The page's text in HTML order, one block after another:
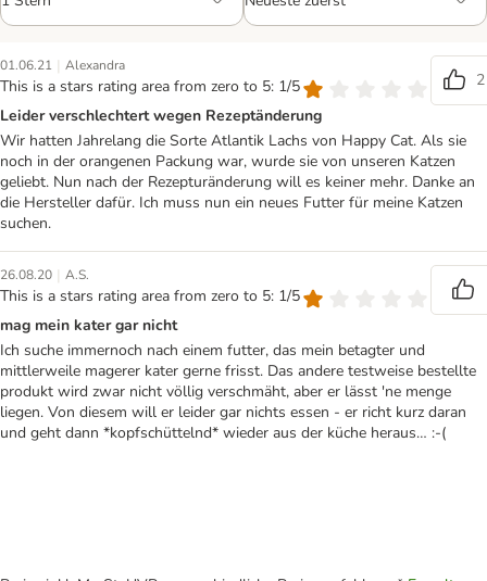
01.06.21 | Alexandra
This is a stars rating area from zero to 5: 1/5
2
Leider verschlechtert wegen Rezeptänderung
Wir hatten Jahrelang die Sorte Atlantik Lachs von Happy Cat. Als sie
noch in der orangenen Packung war, wurde sie von unseren Katzen
geliebt. Nun nach der Rezepturänderung will es keiner mehr. Danke an
die Hersteller dafür. Ich muss nun ein neues Futter für meine Katzen
suchen.
26.08.20 | A.S.
This is a stars rating area from zero to 5: 1/5
mag mein kater gar nicht
Ich suche immernoch nach einem futter, das mein betagter und
mittlerweile magerer kater gerne frisst. Das andere testweise bestellte
produkt wird zwar nicht völlig verschmäht, aber er lässt 'ne menge
liegen. Von diesem will er leider gar nichts essen - er richt kurz daran
und geht dann *kopfschüttelnd* wieder aus der küche heraus… :-(